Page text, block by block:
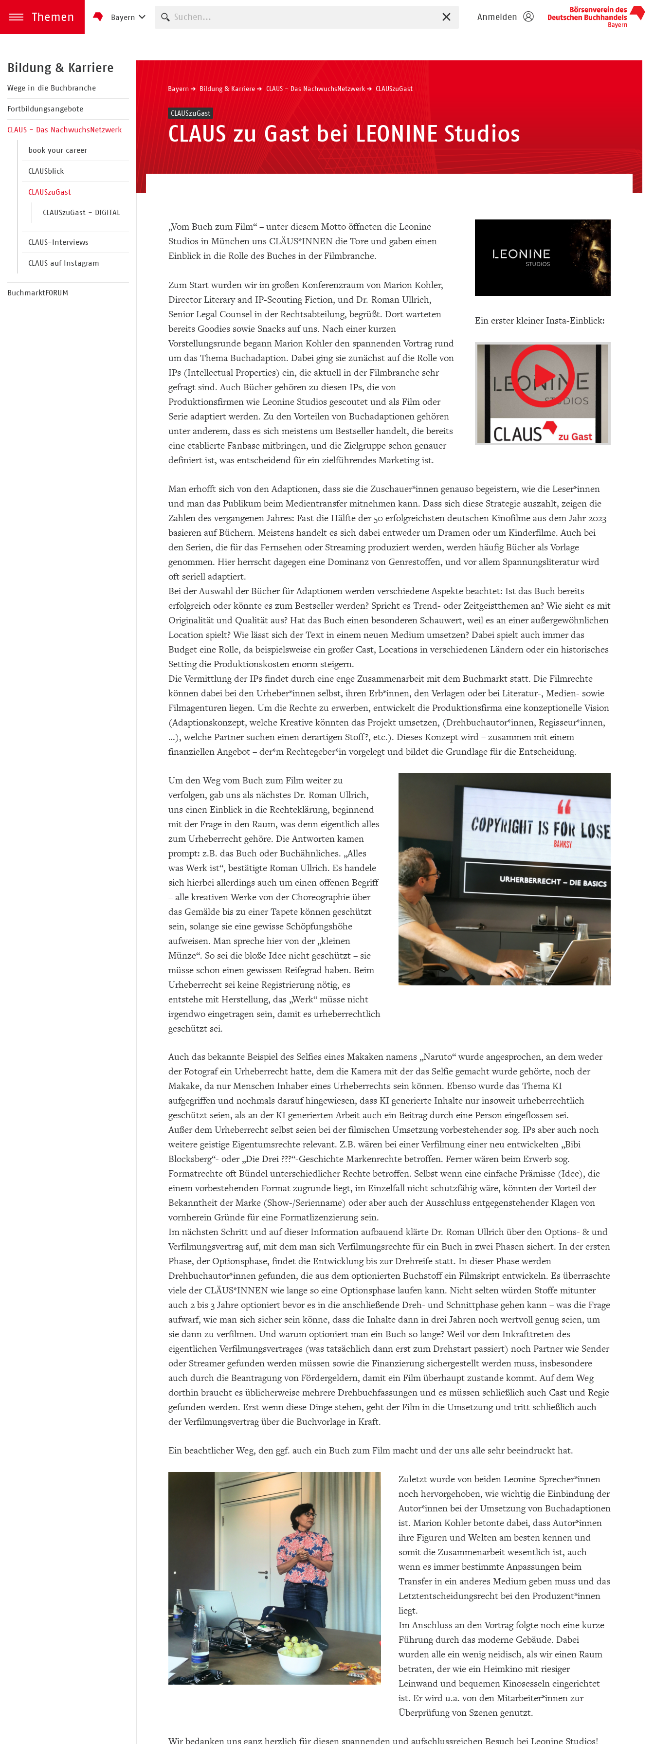
zum Inhalt springen
Themen
Menü öffnen
Bayern Suche starten Sucheingabe zurücksetzen
Anmelden
Bildung & Karriere
Wege in die Buchbranche
Fortbildungsangebote
CLAUS - Das NachwuchsNetzwerk
book your career
CLAUSblick
CLAUSzuGast
CLAUSzuGast - DIGITAL
CLAUS-Interviews
CLAUS auf Instagram
BuchmarktFORUM
Bayern Bildung & Karriere CLAUS - Das NachwuchsNetzwerk CLAUSzuGast
CLAUSzuGast
CLAUS zu Gast bei LEONINE Studios
„Vom Buch zum Film“ – unter diesem Motto öffneten die Leonine
Studios in München uns CLÄUS*INNEN die Tore und gaben einen
Einblick in die Rolle des Buches in der Filmbranche.
Zum Start wurden wir im großen Konferenzraum von Marion Kohler,
Director Literary and IP-Scouting Fiction, und Dr. Roman Ullrich,
Senior Legal Counsel in der Rechtsabteilung, begrüßt. Dort warteten
bereits Goodies sowie Snacks auf uns. Nach einer kurzen
Vorstellungsrunde begann Marion Kohler den spannenden Vortrag rund
um das Thema Buchadaption. Dabei ging sie zunächst auf die Rolle von
IPs (Intellectual Properties) ein, die aktuell in der Filmbranche sehr
gefragt sind. Auch Bücher gehören zu diesen IPs, die von
Produktionsfirmen wie Leonine Studios gescoutet und als Film oder
Serie adaptiert werden. Zu den Vorteilen von Buchadaptionen gehören
unter anderem, dass es sich meistens um Bestseller handelt, die bereits
eine etablierte Fanbase mitbringen, und die Zielgruppe schon genauer
definiert ist, was entscheidend für ein zielführendes Marketing ist.
Ein erster kleiner Insta-Einblick:
Man erhofft sich von den Adaptionen, dass sie die Zuschauer*innen genauso begeistern, wie die Leser*innen
und man das Publikum beim Medientransfer mitnehmen kann. Dass sich diese Strategie auszahlt, zeigen die
Zahlen des vergangenen Jahres: Fast die Hälfte der 50 erfolgreichsten deutschen Kinofilme aus dem Jahr 2023
basieren auf Büchern. Meistens handelt es sich dabei entweder um Dramen oder um Kinderfilme. Auch bei
den Serien, die für das Fernsehen oder Streaming produziert werden, werden häufig Bücher als Vorlage
genommen. Hier herrscht dagegen eine Dominanz von Genrestoffen, und vor allem Spannungsliteratur wird
oft seriell adaptiert.
Bei der Auswahl der Bücher für Adaptionen werden verschiedene Aspekte beachtet: Ist das Buch bereits
erfolgreich oder könnte es zum Bestseller werden? Spricht es Trend- oder Zeitgeistthemen an? Wie sieht es mit
Originalität und Qualität aus? Hat das Buch einen besonderen Schauwert, weil es an einer außergewöhnlichen
Location spielt? Wie lässt sich der Text in einem neuen Medium umsetzen? Dabei spielt auch immer das
Budget eine Rolle, da beispielsweise ein großer Cast, Locations in verschiedenen Ländern oder ein historisches
Setting die Produktionskosten enorm steigern.
Die Vermittlung der IPs findet durch eine enge Zusammenarbeit mit dem Buchmarkt statt. Die Filmrechte
können dabei bei den Urheber*innen selbst, ihren Erb*innen, den Verlagen oder bei Literatur-, Medien- sowie
Filmagenturen liegen. Um die Rechte zu erwerben, entwickelt die Produktionsfirma eine konzeptionelle Vision
(Adaptionskonzept, welche Kreative könnten das Projekt umsetzen, (Drehbuchautor*innen, Regisseur*innen,
…), welche Partner suchen einen derartigen Stoff?, etc.). Dieses Konzept wird – zusammen mit einem
finanziellen Angebot – der*m Rechtegeber*in vorgelegt und bildet die Grundlage für die Entscheidung.
Um den Weg vom Buch zum Film weiter zu
verfolgen, gab uns als nächstes Dr. Roman Ullrich,
uns einen Einblick in die Rechteklärung, beginnend
mit der Frage in den Raum, was denn eigentlich alles
zum Urheberrecht gehöre. Die Antworten kamen
prompt: z.B. das Buch oder Buchähnliches. „Alles
was Werk ist“, bestätigte Roman Ullrich. Es handele
sich hierbei allerdings auch um einen offenen Begriff
– alle kreativen Werke von der Choreographie über
das Gemälde bis zu einer Tapete können geschützt
sein, solange sie eine gewisse Schöpfungshöhe
aufweisen. Man spreche hier von der „kleinen
Münze“. So sei die bloße Idee nicht geschützt – sie
müsse schon einen gewissen Reifegrad haben. Beim
Urheberrecht sei keine Registrierung nötig, es
entstehe mit Herstellung, das „Werk“ müsse nicht
irgendwo eingetragen sein, damit es urheberrechtlich
geschützt sei.
Auch das bekannte Beispiel des Selfies eines Makaken namens „Naruto“ wurde angesprochen, an dem weder
der Fotograf ein Urheberrecht hatte, dem die Kamera mit der das Selfie gemacht wurde gehörte, noch der
Makake, da nur Menschen Inhaber eines Urheberrechts sein können. Ebenso wurde das Thema KI
aufgegriffen und nochmals darauf hingewiesen, dass KI generierte Inhalte nur insoweit urheberrechtlich
geschützt seien, als an der KI generierten Arbeit auch ein Beitrag durch eine Person eingeflossen sei.
Außer dem Urheberrecht selbst seien bei der filmischen Umsetzung vorbestehender sog. IPs aber auch noch
weitere geistige Eigentumsrechte relevant. Z.B. wären bei einer Verfilmung einer neu entwickelten „Bibi
Blocksberg“- oder „Die Drei ???“-Geschichte Markenrechte betroffen. Ferner wären beim Erwerb sog.
Formatrechte oft Bündel unterschiedlicher Rechte betroffen. Selbst wenn eine einfache Prämisse (Idee), die
einem vorbestehenden Format zugrunde liegt, im Einzelfall nicht schutzfähig wäre, könnten der Vorteil der
Bekanntheit der Marke (Show-/Serienname) oder aber auch der Ausschluss entgegenstehender Klagen von
vornherein Gründe für eine Formatlizenzierung sein.
Im nächsten Schritt und auf dieser Information aufbauend klärte Dr. Roman Ullrich über den Options- & und
Verfilmungsvertrag auf, mit dem man sich Verfilmungsrechte für ein Buch in zwei Phasen sichert. In der ersten
Phase, der Optionsphase, findet die Entwicklung bis zur Drehreife statt. In dieser Phase werden
Drehbuchautor*innen gefunden, die aus dem optionierten Buchstoff ein Filmskript entwickeln. Es überraschte
viele der CLÄUS*INNEN wie lange so eine Optionsphase laufen kann. Nicht selten würden Stoffe mitunter
auch 2 bis 3 Jahre optioniert bevor es in die anschließende Dreh- und Schnittphase gehen kann – was die Frage
aufwarf, wie man sich sicher sein könne, dass die Inhalte dann in drei Jahren noch wertvoll genug seien, um
sie dann zu verfilmen. Und warum optioniert man ein Buch so lange? Weil vor dem Inkrafttreten des
eigentlichen Verfilmungsvertrages (was tatsächlich dann erst zum Drehstart passiert) noch Partner wie Sender
oder Streamer gefunden werden müssen sowie die Finanzierung sichergestellt werden muss, insbesondere
auch durch die Beantragung von Fördergeldern, damit ein Film überhaupt zustande kommt. Auf dem Weg
dorthin braucht es üblicherweise mehrere Drehbuchfassungen und es müssen schließlich auch Cast und Regie
gefunden werden. Erst wenn diese Dinge stehen, geht der Film in die Umsetzung und tritt schließlich auch
der Verfilmungsvertrag über die Buchvorlage in Kraft.
Ein beachtlicher Weg, den ggf. auch ein Buch zum Film macht und der uns alle sehr beeindruckt hat.
Zuletzt wurde von beiden Leonine-Sprecher*innen
noch hervorgehoben, wie wichtig die Einbindung der
Autor*innen bei der Umsetzung von Buchadaptionen
ist. Marion Kohler betonte dabei, dass Autor*innen
ihre Figuren und Welten am besten kennen und
somit die Zusammenarbeit wesentlich ist, auch
wenn es immer bestimmte Anpassungen beim
Transfer in ein anderes Medium geben muss und das
Letztentscheidungsrecht bei den Produzent*innen
liegt.
Im Anschluss an den Vortrag folgte noch eine kurze
Führung durch das moderne Gebäude. Dabei
wurden alle ein wenig neidisch, als wir einen Raum
betraten, der wie ein Heimkino mit riesiger
Leinwand und bequemen Kinosesseln eingerichtet
ist. Er wird u.a. von den Mitarbeiter*innen zur
Überprüfung von Szenen genutzt.
Wir bedanken uns ganz herzlich für diesen spannenden und aufschlussreichen Besuch bei Leonine Studios!